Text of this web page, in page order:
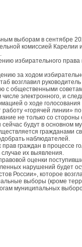
выборам в сентябре
комиссией Карелии
избирательного права
за ходом
возглавил
с общественными
электронного, и
о ходе голосования
«горячей линии»
не только со
будут в основном
наблюдателей.
граждан в процессе
их выявления.
оценки
нарушений будет
России», которое
выборы (кроме
муниципальных